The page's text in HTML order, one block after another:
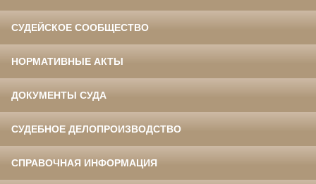
СУДЕЙСКОЕ СООБЩЕСТВО
НОРМАТИВНЫЕ АКТЫ
ДОКУМЕНТЫ СУДА
СУДЕБНОЕ ДЕЛОПРОИЗВОДСТВО
СПРАВОЧНАЯ ИНФОРМАЦИЯ